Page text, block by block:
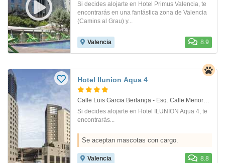
Si decides alojarte en Hotel Primus Valencia, te
encontrarás en una fantástica zona de Valencia
(Camins al Grau) y...
Valencia 8.9
Hotel Ilunion Aqua 4
Calle Luis Garcia Berlanga - Esq. Calle Menorca 19-21. Valencia
Si decides alojarte en Hotel ILUNION Aqua 4, te
encontrarás...
Se aceptan mascotas con cargo.
Valencia 8.8